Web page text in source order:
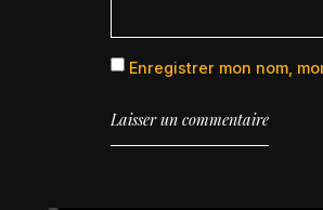
Enregistrer mon nom,